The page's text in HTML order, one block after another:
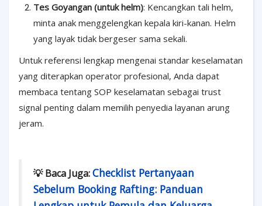
Tes Goyangan (untuk helm): Kencangkan tali helm,
minta anak menggelengkan kepala kiri-kanan. Helm
yang layak tidak bergeser sama sekali.
Untuk referensi lengkap mengenai standar keselamatan
yang diterapkan operator profesional, Anda dapat
membaca tentang SOP keselamatan sebagai trust
signal penting dalam memilih penyedia layanan arung
jeram.
💡 Baca Juga:Checklist Pertanyaan
Sebelum Booking Rafting: Panduan